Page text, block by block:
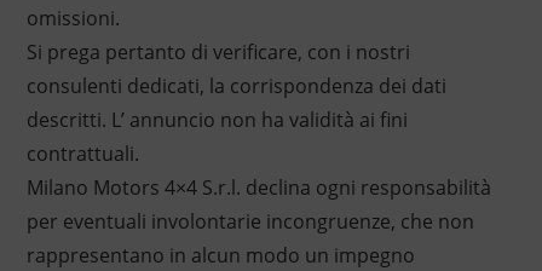
omissioni.
Si prega pertanto di verificare, con i nostri
consulenti dedicati, la corrispondenza dei dati
descritti. L’ annuncio non ha validità ai fini
contrattuali.
Milano Motors 4×4 S.r.l. declina ogni responsabilità
per eventuali involontarie incongruenze, che non
rappresentano in alcun modo un impegno